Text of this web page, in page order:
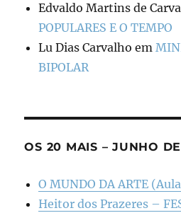
Edvaldo Martins de
POPULARES E O TEMPO
Lu Dias Carvalho em
BIPOLAR
OS 20 MAIS – JUNHO
O MUNDO DA ARTE
Heitor dos Prazeres –